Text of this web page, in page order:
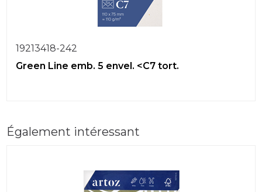
19213418-242
Green Line emb. 5 envel. <C7 tort.
Également intéressant